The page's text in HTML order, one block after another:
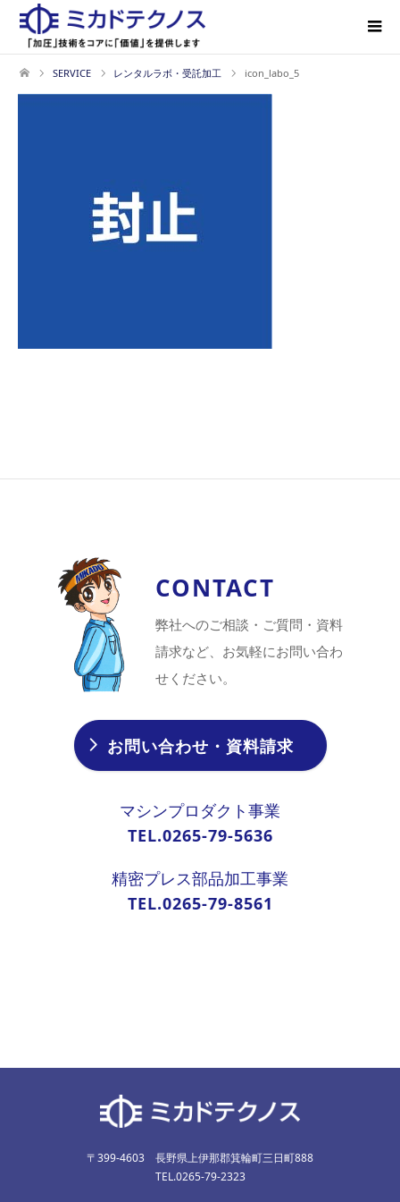
SERVICE レンタルラボ・受託加工 icon_labo_5
CONTACT
弊社へのご相談・ご質問・資料
請求など、お気軽にお問い合わ
せください。
お問い合わせ・資料請求
マシンプロダクト事業
TEL.0265-79-5636
精密プレス部品加工事業
TEL.0265-79-8561
〒399-4603 長野県上伊那郡箕輪町三日町888
TEL.0265-79-2323